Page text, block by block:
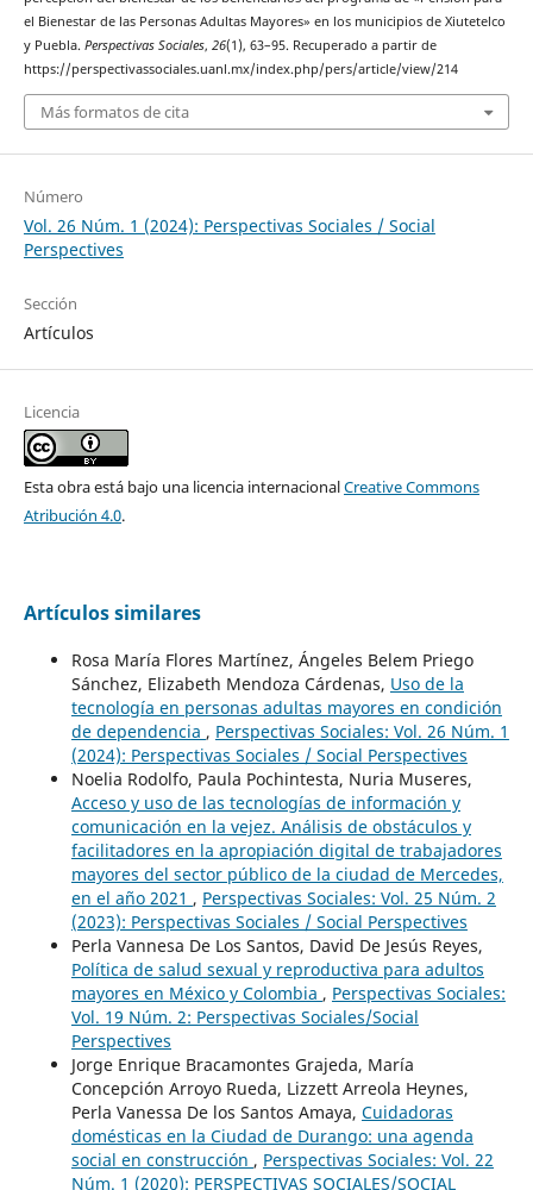
el Bienestar de las Personas Adultas Mayores» en los municipios de Xiutetelco
y Puebla. Perspectivas Sociales, 26(1), 63–95. Recuperado a partir de
https://perspectivassociales.uanl.mx/index.php/pers/article/view/214
Más formatos de cita
Número
Vol. 26 Núm. 1 (2024): Perspectivas Sociales / Social
Perspectives
Sección
Artículos
Licencia
Esta obra está bajo una licencia internacionalCreative Commons
Atribución 4.0.
Artículos similares
Rosa María Flores Martínez, Ángeles Belem Priego
Sánchez, Elizabeth Mendoza Cárdenas, Uso de la
tecnología en personas adultas mayores en condición
de dependencia , Perspectivas Sociales: Vol. 26 Núm. 1
(2024): Perspectivas Sociales / Social Perspectives
Noelia Rodolfo, Paula Pochintesta, Nuria Museres,
Acceso y uso de las tecnologías de información y
comunicación en la vejez. Análisis de obstáculos y
facilitadores en la apropiación digital de trabajadores
mayores del sector público de la ciudad de Mercedes,
en el año 2021 , Perspectivas Sociales: Vol. 25 Núm. 2
(2023): Perspectivas Sociales / Social Perspectives
Perla Vannesa De Los Santos, David De Jesús Reyes,
Política de salud sexual y reproductiva para adultos
mayores en México y Colombia , Perspectivas Sociales:
Vol. 19 Núm. 2: Perspectivas Sociales/Social
Perspectives
Jorge Enrique Bracamontes Grajeda, María
Concepción Arroyo Rueda, Lizzett Arreola Heynes,
Perla Vanessa De los Santos Amaya, Cuidadoras
domésticas en la Ciudad de Durango: una agenda
social en construcción , Perspectivas Sociales: Vol. 22
Núm. 1 (2020): PERSPECTIVAS SOCIALES/SOCIAL